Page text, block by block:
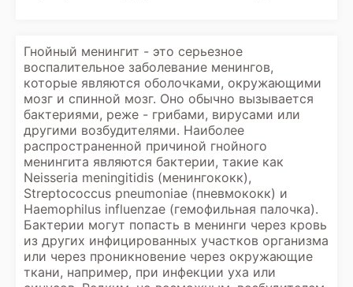
Гнойный менингит - это серьезное
воспалительное заболевание менингов,
которые являются оболочками, окружающими
мозг и спинной мозг. Оно обычно вызывается
бактериями, реже - грибами, вирусами или
другими возбудителями. Наиболее
распространенной причиной гнойного
менингита являются бактерии, такие как
Neisseria meningitidis (менингококк),
Streptococcus pneumoniae (пневмококк) и
Haemophilus influenzae (гемофильная палочка).
Бактерии могут попасть в менинги через кровь
из других инфицированных участков организма
или через проникновение через окружающие
ткани, например, при инфекции уха или